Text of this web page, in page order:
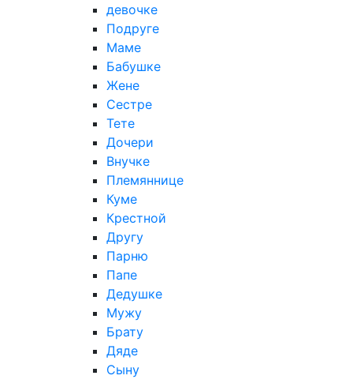
девочке
Подруге
Маме
Бабушке
Жене
Сестре
Тете
Дочери
Внучке
Племяннице
Куме
Крестной
Другу
Парню
Папе
Дедушке
Мужу
Брату
Дяде
Сыну